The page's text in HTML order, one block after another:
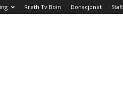
Rreth Tv Boin Donacjonet Stafi